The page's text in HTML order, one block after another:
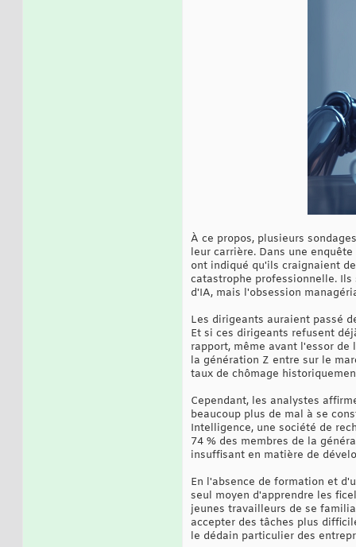
À ce propos, plusieurs
leur carrière. Dans une
ont indiqué qu'ils craignaient
catastrophe professionnelle.
d'IA, mais l'obsession
Les dirigeants auraient passé
Et si ces dirigeants refusent
rapport, même avant l'essor
la génération Z entre sur le
taux de chômage
Cependant, les analystes
beaucoup plus de mal à se
Intelligence, une société de
74 % des membres de la
insuffisant en matière de
En l'absence de formation et
seul moyen d'apprendre les
jeunes travailleurs de se
accepter des tâches plus
le dédain particulier des